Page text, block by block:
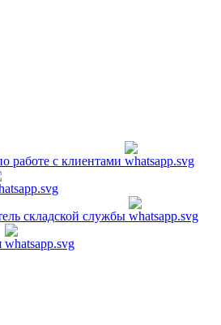
работе с клиентами
складской службы